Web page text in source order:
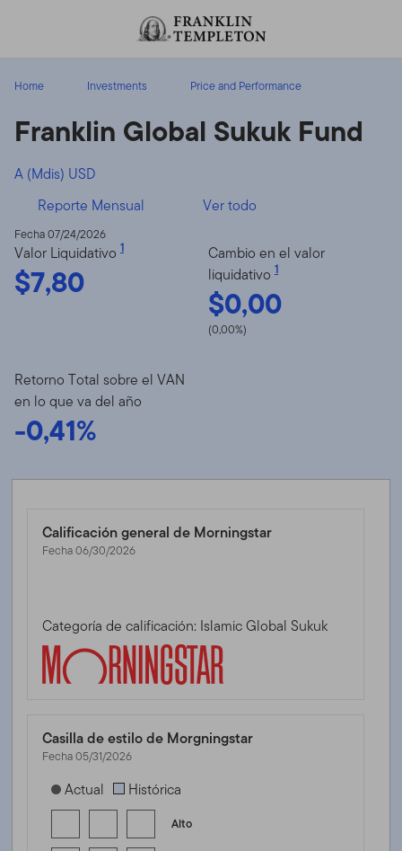
Home Investments Price and Performance
Franklin Global Sukuk Fund
A (Mdis) USD
Reporte Mensual
Ver todo
Fecha 07/24/2026
Valor Liquidativo 1
$7,80
Cambio en el valor
liquidativo 1
$0,00
(0,00%)
Retorno Total sobre el VAN
en lo que va del año
-0,41%
Calificación general de Morningstar
Fecha 06/30/2026
Categoría de calificación: Islamic Global Sukuk
Casilla de estilo de Morgningstar
Fecha 05/31/2026
[products.morningstar-stylebox-title-sr-fixed]
Actual Histórica
Alto